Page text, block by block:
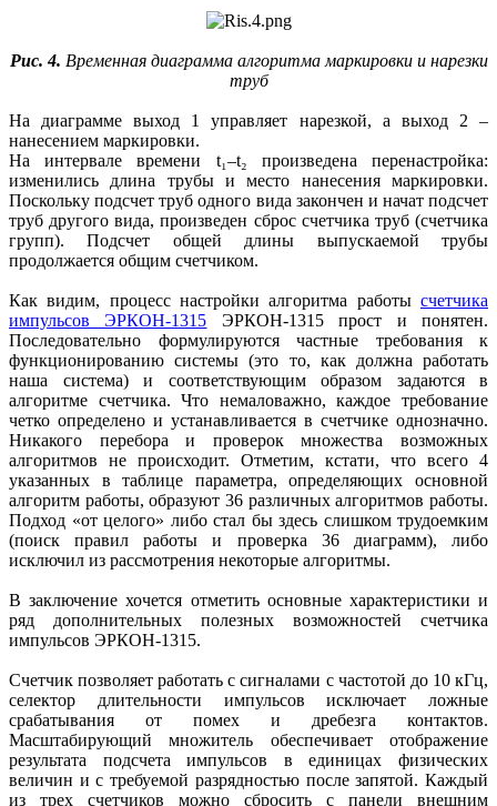
Рис. 4. Временная диаграмма алгоритма маркировки и нарезки
труб
На диаграмме выход 1 управляет нарезкой, а выход 2 –
нанесением маркировки.
На интервале времени t₁–t₂ произведена перенастройка:
изменились длина трубы и место нанесения маркировки.
Поскольку подсчет труб одного вида закончен и начат подсчет
труб другого вида, произведен сброс счетчика труб (счетчика
групп). Подсчет общей длины выпускаемой трубы
продолжается общим счетчиком.
Как видим, процесс настройки алгоритма работы счетчика
импульсов ЭРКОН-1315 ЭРКОН-1315 прост и понятен.
Последовательно формулируются частные требования к
функционированию системы (это то, как должна работать
наша система) и соответствующим образом задаются в
алгоритме счетчика. Что немаловажно, каждое требование
четко определено и устанавливается в счетчике одно­значно.
Никакого перебора и проверок множества возможных
алгоритмов не происходит. Отметим, кстати, что всего 4
указанных в таблице параметра, определяющих основной
алгоритм работы, образуют 36 различных алгоритмов работы.
Подход «от целого» либо стал бы здесь слишком трудоемким
(поиск правил работы и проверка 36 диаграмм), либо
исключил из рассмотрения некоторые алгоритмы.
В заключение хочется отметить основные характеристики и
ряд дополнительных полезных возможностей счетчика
импульсов ЭРКОН‑1315.
Счетчик позволяет работать с сигналами с частотой до 10 кГц,
селектор длительности импульсов исключает ложные
срабатывания от помех и дребезга контактов.
Масштабирующий множитель обеспечивает отображение
результата подсчета импульсов в единицах физических
величин и с требуемой разрядностью после запятой. Каждый
из трех счетчиков можно сбросить с панели внешним